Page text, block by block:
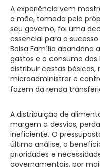
A experiência vem
a mãe, tomada pelo
seu governo, foi uma
essencial para o
Bolsa Família abandona
gastos e o consumo
distribuir cestas básicas,
microadministrar e
fazem da renda
A distribuição de
margem a desvios,
ineficiente. O
última análise, o
prioridades e
governamentais, por